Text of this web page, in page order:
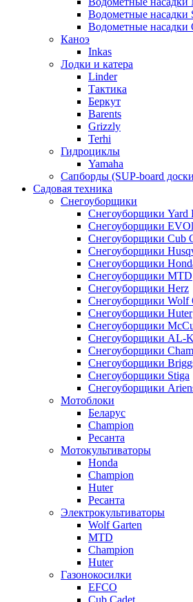
Водометные насадки
Водометные насадки
Каноэ
Inkas
Лодки и катера
Linder
Тактика
Беркут
Barents
Grizzly
Terhi
Гидроциклы
Yamaha
Сапборды (SUP-board
Садовая техника
Снегоуборщики
Снегоуборщики Yard
Снегоуборщики
Снегоуборщики Cub
Снегоуборщики
Снегоуборщики
Снегоуборщики MTD
Снегоуборщики Herz
Снегоуборщики Wolf
Снегоуборщики Huter
Снегоуборщики
Снегоуборщики AL-
Снегоуборщики
Снегоуборщики
Снегоуборщики Stiga
Снегоуборщики
Мотоблоки
Беларус
Champion
Ресанта
Мотокультиваторы
Honda
Champion
Huter
Ресанта
Электрокультиваторы
Wolf Garten
MTD
Champion
Huter
Газонокосилки
EFCO
Cub Cadet